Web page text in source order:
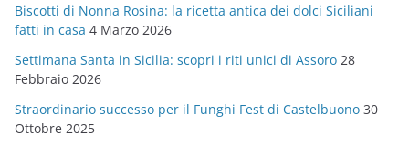
i
e
Biscotti di Nonna Rosina: la ricetta antica dei dolci Siciliani
fatti in casa 4 Marzo 2026
Settimana Santa in Sicilia: scopri i riti unici di Assoro 28
Febbraio 2026
Straordinario successo per il Funghi Fest di Castelbuono 30
Ottobre 2025